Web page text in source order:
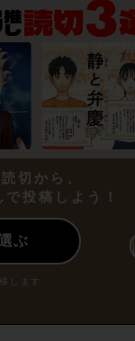
切から、
投稿しよう！
ぶ
します